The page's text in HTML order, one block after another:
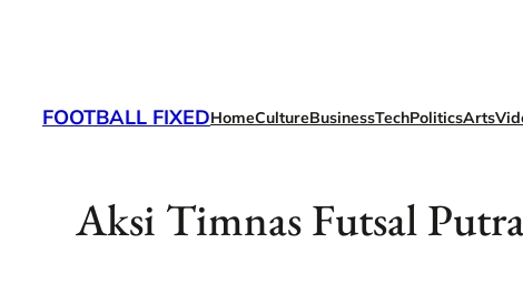
FOOTBALL FIXEDHomeCultureBusinessTechPoliticsArts
Aksi Timnas Futsal